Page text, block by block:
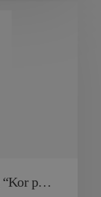
Hoppelina – Kort Namngivning “Kor på grönbete”